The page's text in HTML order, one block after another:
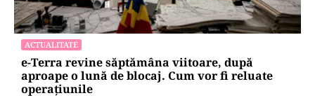
ACTUALITATE
e-Terra revine săptămâna viitoare, după
aproape o lună de blocaj. Cum vor fi reluate
operațiunile